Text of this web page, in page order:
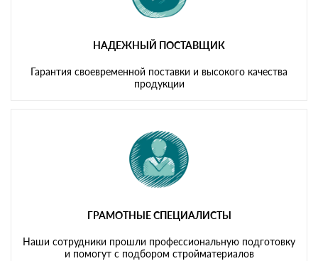
НАДЕЖНЫЙ ПОСТАВЩИК
Гарантия своевременной поставки и высокого качества
продукции
ГРАМОТНЫЕ СПЕЦИАЛИСТЫ
Наши сотрудники прошли профессиональную подготовку
и помогут с подбором стройматериалов